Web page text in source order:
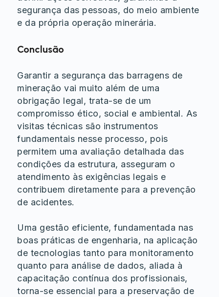
segurança das pessoas, do meio ambiente
e da própria operação minerária.
Conclusão
Garantir a segurança das barragens de
mineração vai muito além de uma
obrigação legal, trata-se de um
compromisso ético, social e ambiental. As
visitas técnicas são instrumentos
fundamentais nesse processo, pois
permitem uma avaliação detalhada das
condições da estrutura, asseguram o
atendimento às exigências legais e
contribuem diretamente para a prevenção
de acidentes.
Uma gestão eficiente, fundamentada nas
boas práticas de engenharia, na aplicação
de tecnologias tanto para monitoramento
quanto para análise de dados, aliada à
capacitação contínua dos profissionais,
torna-se essencial para a preservação de